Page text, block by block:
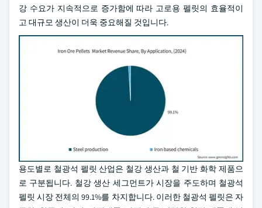
강 수요가 지속적으로 증가함에 따라 고로용 펠릿의 효율적이
고 대규모 생산이 더욱 중요해질 것입니다.
용도별로 철광석 펠릿 산업은 철강 생산과 철 기반 화학 제품으
로 구분됩니다. 철강 생산 세그먼트가 시장을 주도하며 철광석
펠릿 시장 전체의 99.1%를 차지합니다. 이러한 철광석 펠릿은 자